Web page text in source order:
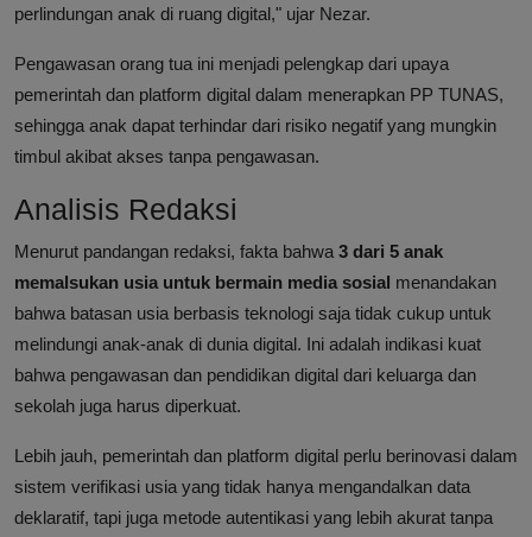
perlindungan anak di ruang digital," ujar Nezar.
Pengawasan orang tua ini menjadi pelengkap dari upaya
pemerintah dan platform digital dalam menerapkan PP TUNAS,
sehingga anak dapat terhindar dari risiko negatif yang mungkin
timbul akibat akses tanpa pengawasan.
Analisis Redaksi
Menurut pandangan redaksi, fakta bahwa 3 dari 5 anak
memalsukan usia untuk bermain media sosial menandakan
bahwa batasan usia berbasis teknologi saja tidak cukup untuk
melindungi anak-anak di dunia digital. Ini adalah indikasi kuat
bahwa pengawasan dan pendidikan digital dari keluarga dan
sekolah juga harus diperkuat.
Lebih jauh, pemerintah dan platform digital perlu berinovasi dalam
sistem verifikasi usia yang tidak hanya mengandalkan data
deklaratif, tapi juga metode autentikasi yang lebih akurat tanpa